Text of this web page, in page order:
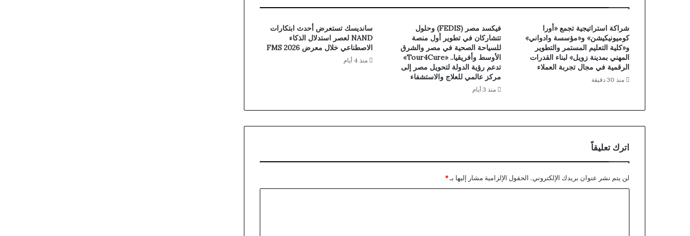
شراكة استراتيجية تجمع «أورا
كوميونيكيشن» و«مؤسسة وادواني»
و«كلية التعليم المستمر والتطوير
المهني بمدينة زويل» لبناء القدرات
الرقمية في مجال تجربة العملاء
منذ 30 دقيقة
فيكسد مصر (FEDIS) وحلول
تتشاركان في تطوير أول منصة
للسياحة الصحية في مصر والشرق
الأوسط وأفريقيا.. «Tour4Cure»
تدعم رؤية الدولة لتحويل مصر إلى
مركز عالمي للعلاج والاستشفاء
منذ 3 أيام
سانديسك تستعرض أحدث ابتكارات
NAND لعصر استدلال الذكاء
الاصطناعي خلال معرض FMS 2026
منذ 4 أيام
اترك تعليقاً
لن يتم نشر عنوان بريدك الإلكتروني. الحقول الإلزامية مشار إليها بـ*